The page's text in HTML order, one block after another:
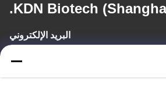
KDN Biotech
البريد الإلكتروني